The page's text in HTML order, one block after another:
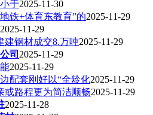
于2025-11-30
铁+体育东教育”的2025-11-29
2025-11-29
建钢材成交8.万吨2025-11-29
司 2025-11-29
2025-11-29
配套刚好以“全龄化2025-11-29
或路程更为简洁顺畅2025-11-29
2025-11-28